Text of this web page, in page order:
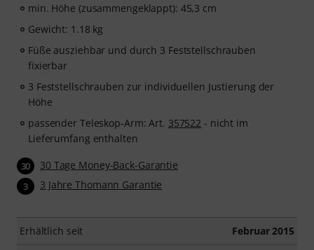
min. Höhe (zusammengeklappt): 45,3 cm
Gewicht: 1.18 kg
Füße ausziehbar und durch 3 Feststellschrauben
fixierbar
3 Feststellschrauben zur individuellen Justierung der
Höhe
passender Teleskop-Arm: Art. 357522 - nicht im
Lieferumfang enthalten
30 30 Tage Money-Back-Garantie
3 3 Jahre Thomann Garantie
Erhältlich seit Februar 2015